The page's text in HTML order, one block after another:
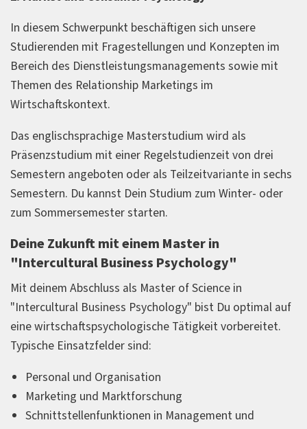
In diesem Schwerpunkt beschäftigen sich unsere
Studierenden mit Fragestellungen und Konzepten im
Bereich des Dienstleistungsmanagements sowie mit
Themen des Relationship Marketings im
Wirtschaftskontext.
Das englischsprachige Masterstudium wird als
Präsenzstudium mit einer Regelstudienzeit von drei
Semestern angeboten oder als Teilzeitvariante in sechs
Semestern. Du kannst Dein Studium zum Winter- oder
zum Sommersemester starten.
Deine Zukunft mit einem Master in
"Intercultural Business Psychology"
Mit deinem Abschluss als Master of Science in
"Intercultural Business Psychology" bist Du optimal auf
eine wirtschaftspsychologische Tätigkeit vorbereitet.
Typische Einsatzfelder sind:
Personal und Organisation
Marketing und Marktforschung
Schnittstellenfunktionen in Management und